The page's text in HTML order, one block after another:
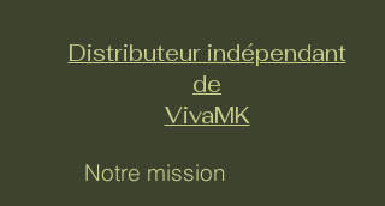
Distributeur indépendant
de
VivaMK
Notre mission